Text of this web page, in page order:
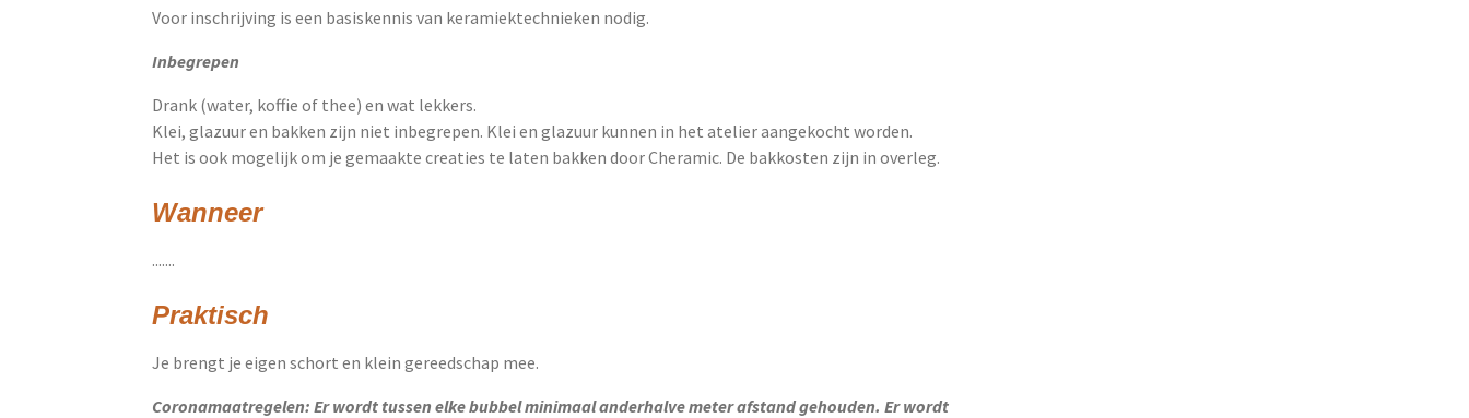
Voor inschrijving is een basiskennis van keramiektechnieken nodig.
Inbegrepen
Drank (water, koffie of thee) en wat lekkers.
Klei, glazuur en bakken zijn niet inbegrepen. Klei en glazuur kunnen in het atelier aangekocht worden.
Het is ook mogelijk om je gemaakte creaties te laten bakken door Cheramic. De bakkosten zijn in overleg.
Wanneer
.......
Praktisch
Je brengt je eigen schort en klein gereedschap mee.
Coronamaatregelen: Er wordt tussen elke bubbel minimaal anderhalve meter afstand gehouden. Er wordt